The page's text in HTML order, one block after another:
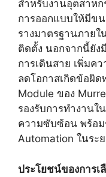
สำหรับงานอุตสาห
การออกแบบให้มีข
รางมาตรฐานภาย
ติดตั้ง นอกจากนี้ยัง
การเดินสาย เพิ่มค
ลดโอกาสเกิดข้อผิ
Module ของ
รองรับการทำงาน
ความซับซ้อน พร้อม
Automation ในระ
ประโยชน์ของการ